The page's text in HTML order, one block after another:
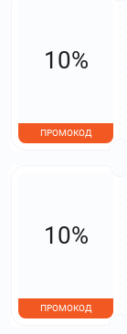
10%
ПРОМОКОД
10%
ПРОМОКОД